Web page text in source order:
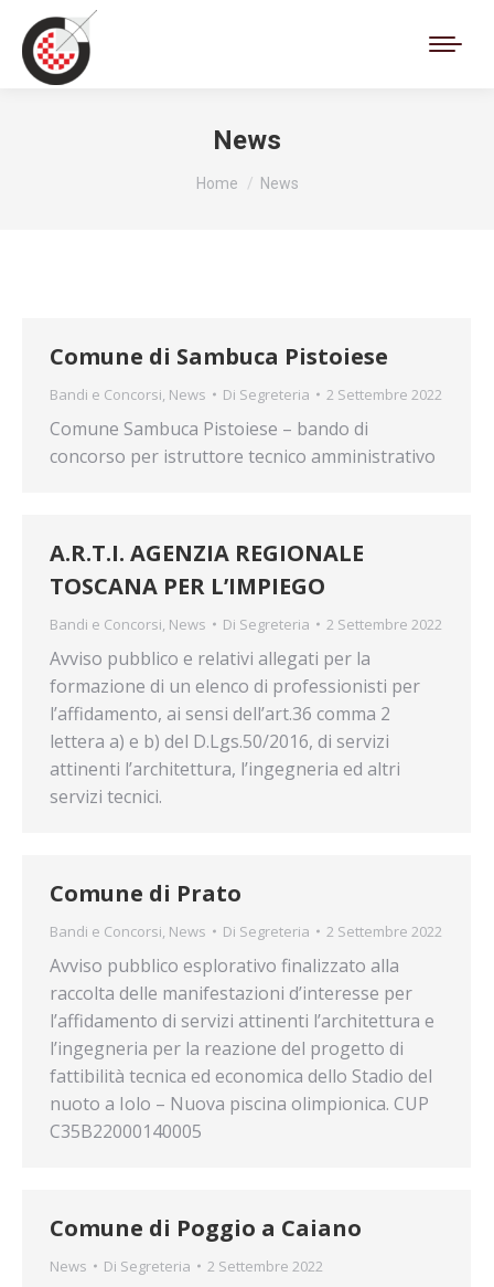
News
Tu sei qui:
Home News
Comune di Sambuca Pistoiese
Bandi e Concorsi, News Di Segreteria 2 Settembre 2022
Comune Sambuca Pistoiese – bando di
concorso per istruttore tecnico amministrativo
A.R.T.I. AGENZIA REGIONALE
TOSCANA PER L’IMPIEGO
Bandi e Concorsi, News Di Segreteria 2 Settembre 2022
Avviso pubblico e relativi allegati per la
formazione di un elenco di professionisti per
l’affidamento, ai sensi dell’art.36 comma 2
lettera a) e b) del D.Lgs.50/2016, di servizi
attinenti l’architettura, l’ingegneria ed altri
servizi tecnici.
Comune di Prato
Bandi e Concorsi, News Di Segreteria 2 Settembre 2022
Avviso pubblico esplorativo finalizzato alla
raccolta delle manifestazioni d’interesse per
l’affidamento di servizi attinenti l’architettura e
l’ingegneria per la reazione del progetto di
fattibilità tecnica ed economica dello Stadio del
nuoto a Iolo – Nuova piscina olimpionica. CUP
C35B22000140005
Comune di Poggio a Caiano
News Di Segreteria 2 Settembre 2022